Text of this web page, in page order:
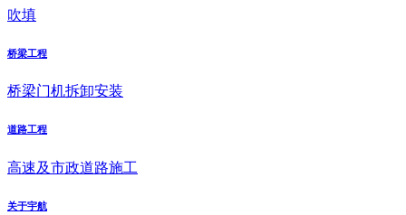
吹填
桥梁工程
桥梁门机拆卸安装
道路工程
高速及市政道路施工
关于宇航